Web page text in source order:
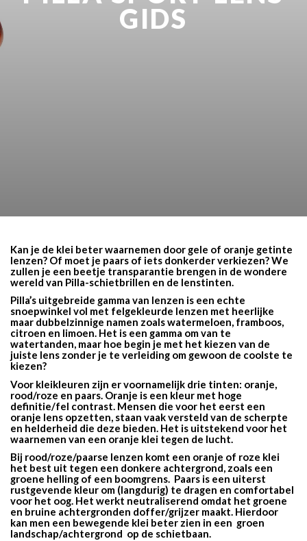
GIDS
Kan je de klei beter waarnemen door gele of oranje getinte
lenzen? Of moet je paars of iets donkerder verkiezen? We
zullen je een beetje transparantie brengen in de wondere
wereld van Pilla-schietbrillen en de lenstinten.
Pilla’s uitgebreide gamma van lenzen is een echte
snoepwinkel vol met felgekleurde lenzen met heerlijke
maar dubbelzinnige namen zoals watermeloen, framboos,
citroen en limoen. Het is een gamma om van te
watertanden, maar hoe begin je met het kiezen van de
juiste lens zonder je te verleiding om gewoon de coolste te
kiezen?
Voor kleikleuren zijn er voornamelijk drie tinten: oranje,
rood/roze en paars. Oranje is een kleur met hoge
definitie/fel contrast. Mensen die voor het eerst een
oranje lens opzetten, staan ​​vaak versteld van de scherpte
en helderheid die deze bieden. Het is uitstekend voor het
waarnemen van een oranje klei tegen de lucht.
Bij rood/roze/paarse lenzen komt een oranje of roze klei
het best uit tegen een donkere achtergrond, zoals een
groene helling of een boomgrens. Paars is een uiterst
rustgevende kleur om (langdurig) te dragen en comfortabel
voor het oog. Het werkt neutraliserend omdat het groene
en bruine achtergronden doffer/grijzer maakt. Hierdoor
kan men een bewegende klei beter zien in een groen
landschap/achtergrond op de schietbaan.